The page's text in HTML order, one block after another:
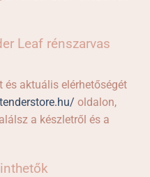
Leaf rénszarvas
és aktuális elérhetőségét
oldalon,
a készletről és a